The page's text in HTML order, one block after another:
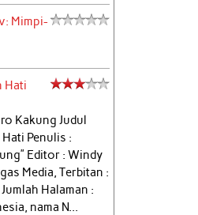
Mimpi-
Hati
Kakung Judul
Penulis :
Editor : Windy
Media, Terbitan :
Halaman :
nama N...